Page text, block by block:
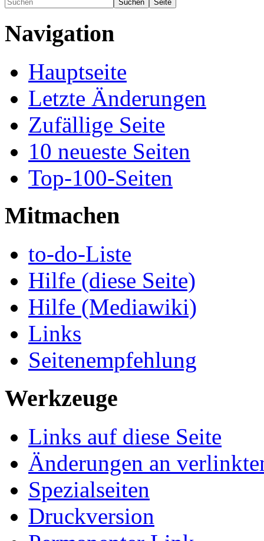
Navigation
Hauptseite
Letzte Änderungen
Zufällige Seite
10 neueste Seiten
Top-100-Seiten
Mitmachen
to-do-Liste
Hilfe (diese Seite)
Hilfe (Mediawiki)
Links
Seitenempfehlung
Werkzeuge
Links auf diese Seite
Änderungen an
Spezialseiten
Druckversion